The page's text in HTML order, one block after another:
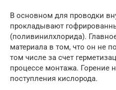
В основном для проводки
прокладывают
(поливинилхлорида).
материала в том, что он не
том числе за счет
процессе монтажа. Горение
поступления кислорода.